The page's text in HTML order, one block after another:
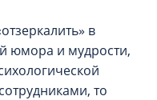
в
юмора и мудрости,
то